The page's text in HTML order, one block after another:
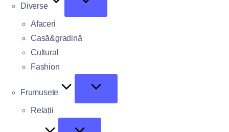
Diverse
Afaceri
Casă&gradină
Cultural
Fashion
Frumusete
Relații